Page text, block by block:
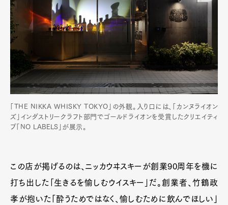
「THE NIKKA WHISKY TOKYO」の外観。入り口には、「カンヌライオン
ズ」インダストリークラフト部門でゴールドライオンを受賞したクリエイティ
ブ「NO LABELS」が展示。
この店が掲げるのは、ニッカウヰスキーが創業90周年を機に
打ち出した「生きるを愉しむウイスキー」だ。創業者、竹鶴政
孝が抱いた「酔うためではなく、愉しむために飲んでほしい」